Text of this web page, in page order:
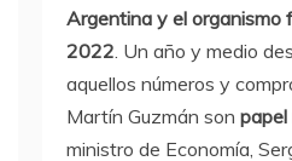
Argentina y el organismo
2022. Un año y medio
aquellos números y
Martín Guzmán son papel
ministro de Economía,